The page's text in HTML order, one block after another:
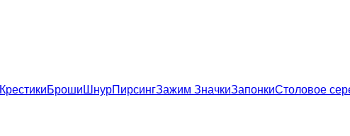
КрестикиБроши ШнурПирсингЗажим ЗначкиЗапонкиСтоловое